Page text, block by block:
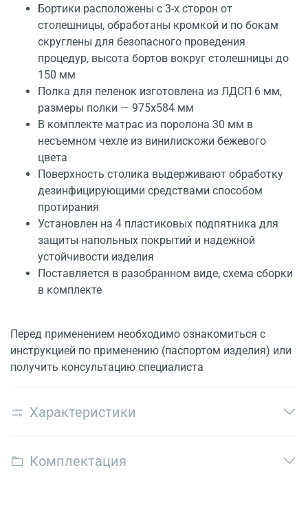
Бортики расположены с 3-х сторон от
столешницы, обработаны кромкой и по бокам
скруглены для безопасного проведения
процедур, высота бортов вокруг столешницы до
150 мм
Полка для пеленок изготовлена из ЛДСП 6 мм,
размеры полки — 975x584 мм
В комплекте матрас из поролона 30 мм в
несъемном чехле из винилискожи бежевого
цвета
Поверхность столика выдерживают обработку
дезинфицирующими средствами способом
протирания
Установлен на 4 пластиковых подпятника для
защиты напольных покрытий и надежной
устойчивости изделия
Поставляется в разобранном виде, схема сборки
в комплекте
Перед применением необходимо ознакомиться с
инструкцией по применению (паспортом изделия) или
получить консультацию специалиста
Характеристики
Комплектация